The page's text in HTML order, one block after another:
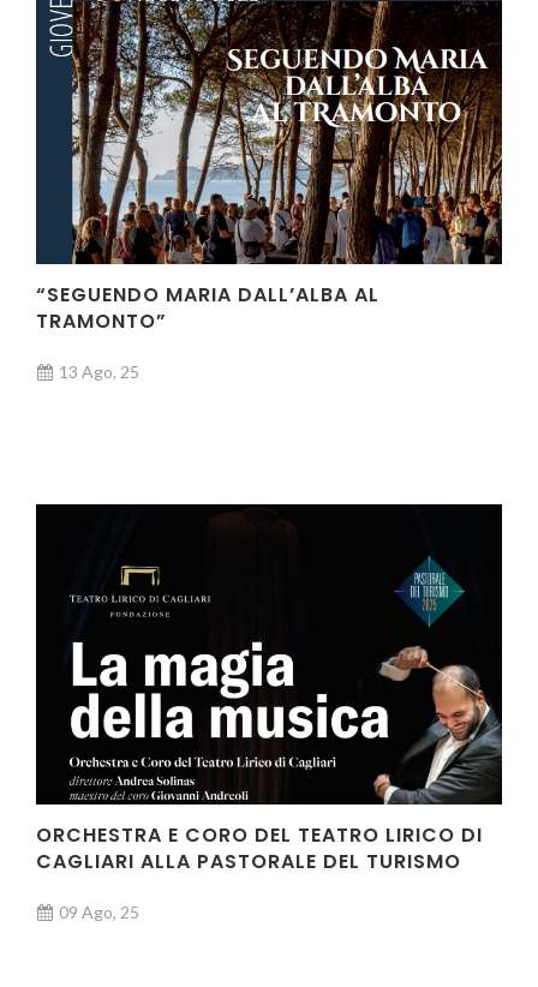
“SEGUENDO MARIA DALL’ALBA AL
TRAMONTO”
13 Ago, 25
ORCHESTRA E CORO DEL TEATRO LIRICO DI
CAGLIARI ALLA PASTORALE DEL TURISMO
09 Ago, 25